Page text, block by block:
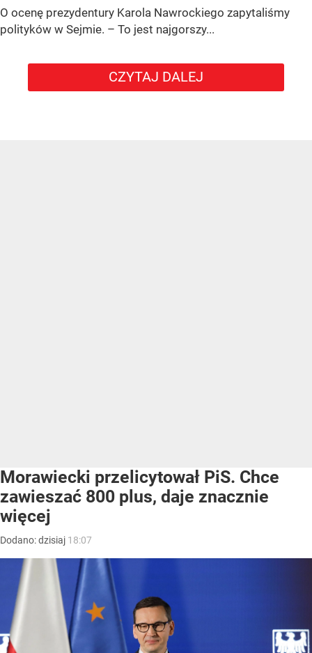
O ocenę prezydentury Karola Nawrockiego zapytaliśmy
polityków w Sejmie. – To jest najgorszy...
CZYTAJ DALEJ
Morawiecki przelicytował PiS. Chce
zawieszać 800 plus, daje znacznie
więcej
Dodano:dzisiaj 18:07